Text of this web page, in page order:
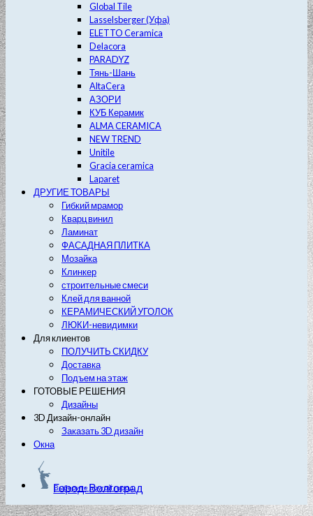
Global Tile
Lasselsberger (Уфа)
ELETTO Ceramica
Delacora
PARADYZ
Тянь-Шань
AltaCera
АЗОРИ
КУБ Керамик
ALMA CERAMICA
NEW TREND
Unitile
Gracia ceramica
Laparet
ДРУГИЕ ТОВАРЫ
Гибкий мрамор
Кварц винил
Ламинат
ФАСАДНАЯ ПЛИТКА
Мозайка
Клинкер
строительные смеси
Клей для ванной
КЕРАМИЧЕСКИЙ УГОЛОК
ЛЮКИ-невидимки
Для клиентов
ПОЛУЧИТЬ СКИДКУ
Доставка
Подъем на этаж
ГОТОВЫЕ РЕШЕНИЯ
Дизайны
3D Дизайн-онлайн
Заказать 3D дизайн
Окна
Город: Волгоград
Выберите другой город